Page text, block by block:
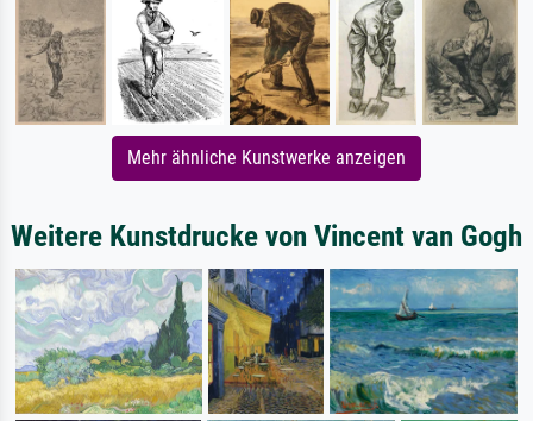
Mehr ähnliche Kunstwerke anzeigen
Weitere Kunstdrucke von Vincent van Gogh